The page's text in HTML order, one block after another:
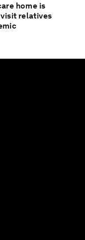
home is
relatives